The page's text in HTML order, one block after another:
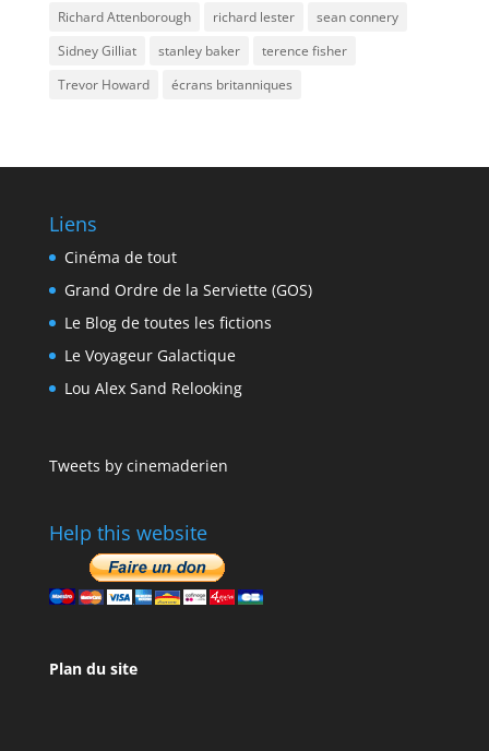
Richard Attenborough
richard lester
sean connery
Sidney Gilliat
stanley baker
terence fisher
Trevor Howard
écrans britanniques
Liens
Cinéma de tout
Grand Ordre de la Serviette (GOS)
Le Blog de toutes les fictions
Le Voyageur Galactique
Lou Alex Sand Relooking
Tweets by cinemaderien
Help this website
Plan du site